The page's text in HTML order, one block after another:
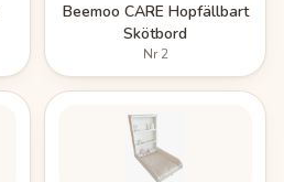
Beemoo CARE Hopfällbart
Skötbord
Nr2